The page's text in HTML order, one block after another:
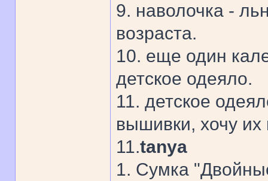
9. наволочка -
возраста.
10. еще один
детское одеяло.
11. детское
вышивки, хочу их
11.tanya
1. Сумка